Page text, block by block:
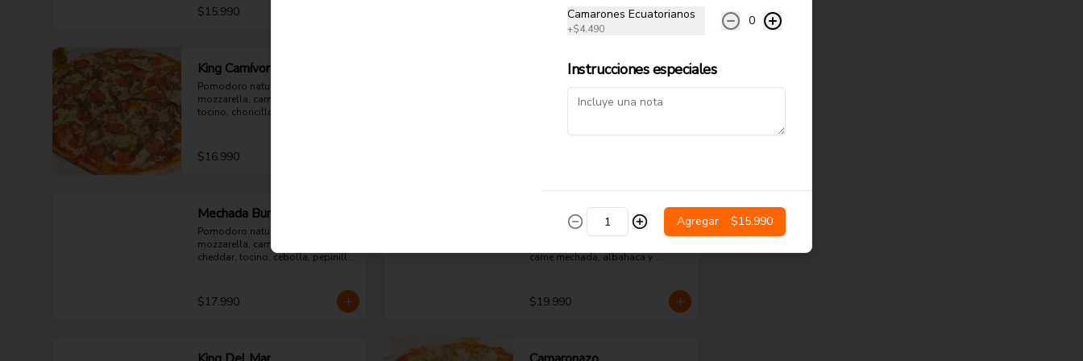
$15.990 $15.990
King Carnívora
Pomodoro natural, queso
mozzarella, carne mechada,
tocino, choricillo, pepperoni y
$16.990
King Mechada
Pomodoro natural, queso
mozzarella, extra carne mechada,
palta y orégano.
Mechada Burger
Pomodoro natural, queso
mozzarella, carne mechada, queso
cheddar, tocino, cebolla, pepinillo
$17.990
Mar y Tierra
Pomodoro natural, queso
carne mechada, albahaca y
$19.990
Camarones Ecuatorianos
+$4.490
0
Instrucciones especiales
Agregar $15.990